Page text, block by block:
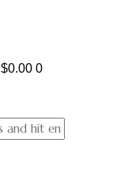
$0.00 0